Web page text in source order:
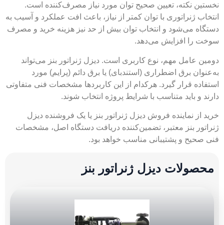
نخستین نکته، تعیین صحیح توان مورد نیاز مصرف‌کننده است.
انتخاب ژنراتوری با توان کمتر از نیاز، باعث افت عملکرد و آسیب به
دستگاه می‌شود و انتخاب توان بیش از حد نیز هزینه خرید و مصرف
سوخت را افزایش می‌دهد.
دومین عامل مهم، نوع کاربری است. دیزل ژنراتور بنز می‌تواند
به‌عنوان برق اضطراری (استندبای) یا برق دائم (پرایم) مورد
استفاده قرار گیرد. هرکدام از این کاربردها مشخصات فنی متفاوتی
دارند و باید متناسب با شرایط پروژه انتخاب شوند.
خرید از نماینده فروش دیزل ژنراتور بنز یا یک فروشنده دیزل
ژنراتور بنز معتبر، تضمین‌کننده دریافت دستگاه اصل، مشخصات
فنی صحیح و پشتیبانی مناسب خواهد بود.
محصولات دیزل ژنراتور بنز